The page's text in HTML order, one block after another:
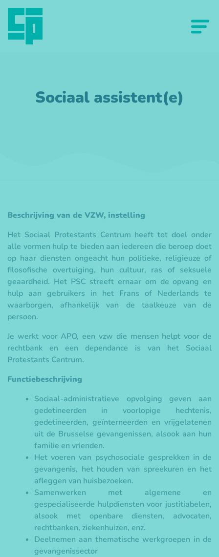
Sociaal assistent(e)
Beschrijving van de VZW, instelling
Het Sociaal Protestants Centrum heeft tot doel onder
alle vormen hulp te bieden aan iedereen die beroep doet
op haar diensten ongeacht hun politieke, religieuze of
filosofische overtuiging, hun cultuur, ras of seksuele
geaardheid. Het PSC streeft ernaar om de opvang en
hulp aan gebruikers in het Frans of Nederlands te
waarborgen, afhankelijk van de taalkeuze van de
persoon.
Je werkt voor APO, een vzw die mensen helpt voor de
rechtbank en een dependance is van het Sociaal
Protestants Centrum.
Functiebeschrijving
Sociaal-administratieve opvolging geven aan
gedetineerden in voorlopige hechtenis,
gedetineerden, geïnterneerden en vrijgelatenen
uit de Brusselse gevangenissen, alsook aan hun
familie en vrienden.
Het voeren van psychosociale gesprekken in de
gevangenis, het houden van spreekuren en het
afleggen van huisbezoeken.
Samenwerken met algemene en
gespecialiseerde hulpdiensten voor justitiabelen,
alsook met openbare diensten, advocaten,
rechtbanken, ziekenhuizen, enz.
Deelnemen aan thematische werkgroepen in de
gevangenissector